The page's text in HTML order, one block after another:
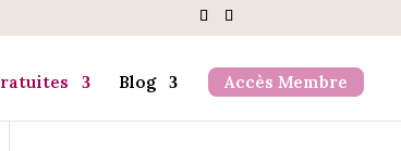
Blog Accès Membre